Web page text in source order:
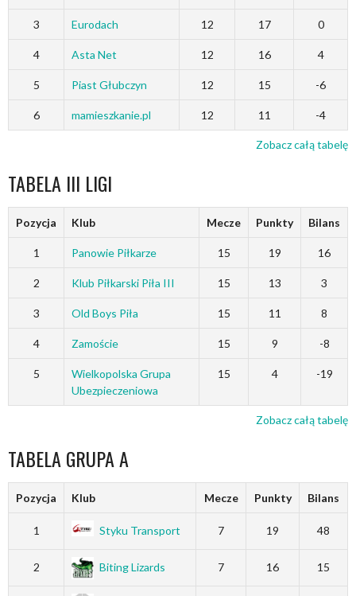
3 Eurodach 12 17 0
4 Asta Net 12 16 4
5 Piast Głubczyn 12 15 -6
6 mamieszkanie.pl 12 11 -4
Zobacz całą tabelę
TABELA III LIGI
Pozycja Klub Mecze Punkty Bilans
1 Panowie Piłkarze 15 19 16
2 Klub Piłkarski Piła III 15 13 3
3 Old Boys Piła 15 11 8
4 Zamoście 15 9 -8
5
Wielkopolska Grupa
Ubezpieczeniowa
15 4 -19
Zobacz całą tabelę
TABELA GRUPA A
Pozycja Klub Mecze Punkty Bilans
1 Styku Transport 7 19 48
2 Biting Lizards 7 16 15